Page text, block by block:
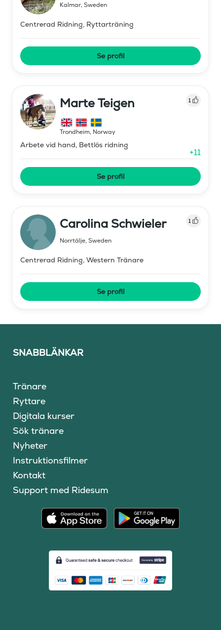
Kalmar, Sweden
Centrerad Ridning, Ryttarträning
Se profil
Marte Teigen 1
Trondheim, Norway
Arbete vid hand, Bettlös ridning
+11
Se profil
Carolina Schwieler 1
Norrtälje, Sweden
Centrerad Ridning, Western Tränare
Se profil
SNABBLÄNKAR
Tränare
Ryttare
Digitala kurser
Sök tränare
Nyheter
Instruktionsfilmer
Kontakt
Support med Ridesum